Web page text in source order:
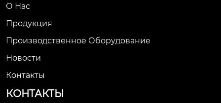
О Нас
Продукция
Производственное Оборудование
Новости
Контакты
КОНТАКТЫ